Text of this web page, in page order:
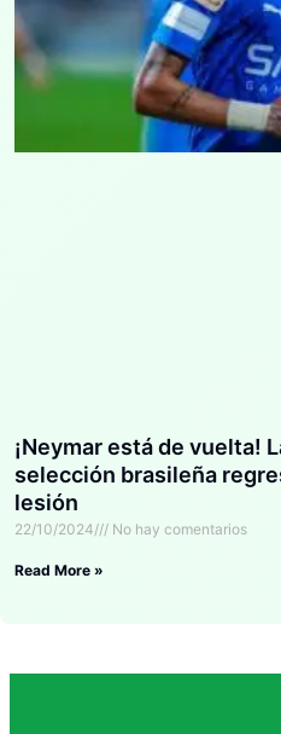
¡Neymar está de vuelta!
selección brasileña
lesión
22/10/2024 No hay comentarios
Read More »